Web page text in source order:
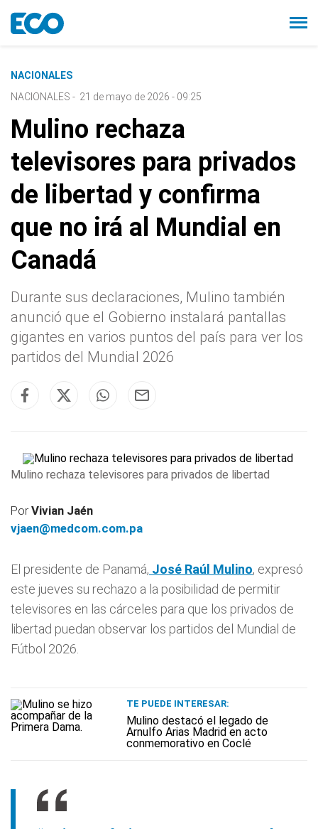
NACIONALES
NACIONALES - 21 de mayo de 2026 - 09:25
Mulino rechaza
televisores para privados
de libertad y confirma
que no irá al Mundial en
Canadá
Durante sus declaraciones, Mulino también
anunció que el Gobierno instalará pantallas
gigantes en varios puntos del país para ver los
partidos del Mundial 2026
Mulino rechaza televisores para privados de libertad
PorVivian Jaén
vjaen@medcom.com.pa
El presidente de Panamá, José Raúl Mulino, expresó
este jueves su rechazo a la posibilidad de permitir
televisores en las cárceles para que los privados de
libertad puedan observar los partidos del Mundial de
Fútbol 2026.
TE PUEDE INTERESAR:
Mulino destacó el legado de
Arnulfo Arias Madrid en acto
conmemorativo en Coclé